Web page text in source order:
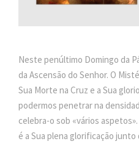
Neste penúltimo Domingo da
da Ascensão do Senhor. O
Sua Morte na Cruz e a Sua
podermos penetrar na
celebra-o sob «vários
é a Sua plena glorificação